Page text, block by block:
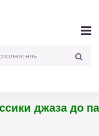
джаза до